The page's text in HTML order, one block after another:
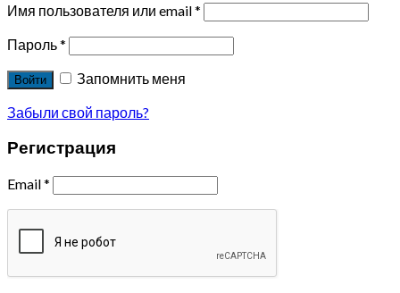
Имя пользователя или email*
Пароль*
Войти
Запомнить меня
Забыли свой пароль?
Регистрация
Email*